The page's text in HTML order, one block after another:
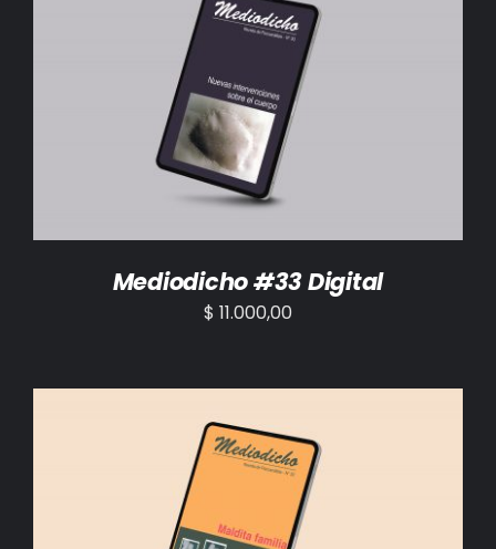
AÑADIR AL CARRITO /
Mediodicho #33 Digital
$ 11.000,00
AÑADIR AL CARRITO /